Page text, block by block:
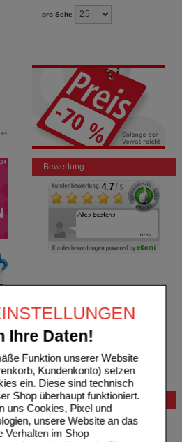
Ihre Daten!
Funktion unserer Website
Kundenkonto) setzen
ein. Diese sind technisch
Shop überhaupt funktioniert.
uns Cookies, Pixel und
unsere Website an das
Verhalten im Shop
pro Seite
Bewertung
Bestellung
Hilfe zur Anmeldung
Hilfe zum Bestellvorgang